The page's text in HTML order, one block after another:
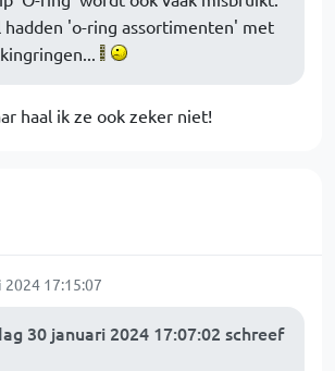
hadden 'o-ring assortimenten' met
haal ik ze ook zeker niet!
17:15:07
30 januari 2024 17:07:02 schreef